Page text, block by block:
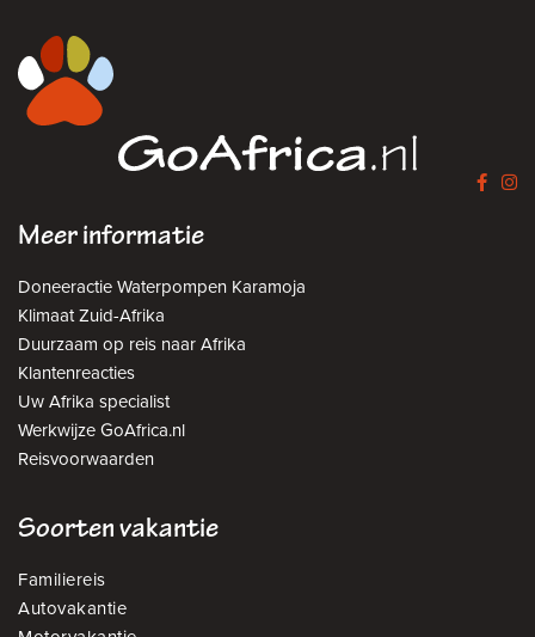
Meer informatie
Doneeractie Waterpompen Karamoja
Klimaat Zuid-Afrika
Duurzaam op reis naar Afrika
Klantenreacties
Uw Afrika specialist
Werkwijze GoAfrica.nl
Reisvoorwaarden
Soorten vakantie
Familiereis
Autovakantie